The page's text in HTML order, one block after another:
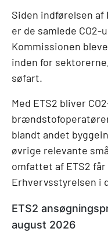
Siden indførelsen af
er de samlede
Kommissionen
inden for
søfart.
Med ETS2 bliver
blandt andet
øvrige relevante
omfattet af ETS2
Erhvervsstyrelsen i
ETS2
august 2026